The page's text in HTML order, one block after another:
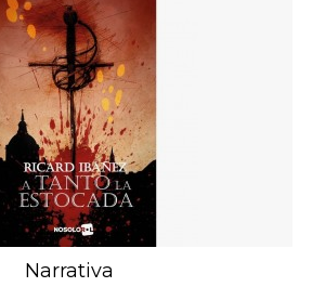
Narrativa